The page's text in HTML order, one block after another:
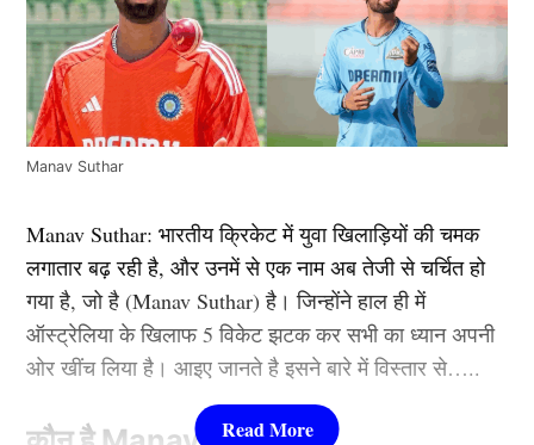
Manav Suthar
Manav Suthar: भारतीय क्रिकेट में युवा खिलाड़ियों की चमक
लगातार बढ़ रही है, और उनमें से एक नाम अब तेजी से चर्चित हो
गया है, जो है (Manav Suthar) है। जिन्होंने हाल ही में
ऑस्ट्रेलिया के खिलाफ 5 विकेट झटक कर सभी का ध्यान अपनी
ओर खींच लिया है। आइए जानते है इसने बारे में विस्तार से…..